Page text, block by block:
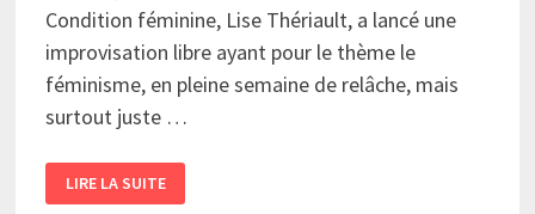
Condition féminine, Lise Thériault, a lancé une
improvisation libre ayant pour le thème le
féminisme, en pleine semaine de relâche, mais
surtout juste …
THÉRIAULT,
«LES
LIRE LA SUITE